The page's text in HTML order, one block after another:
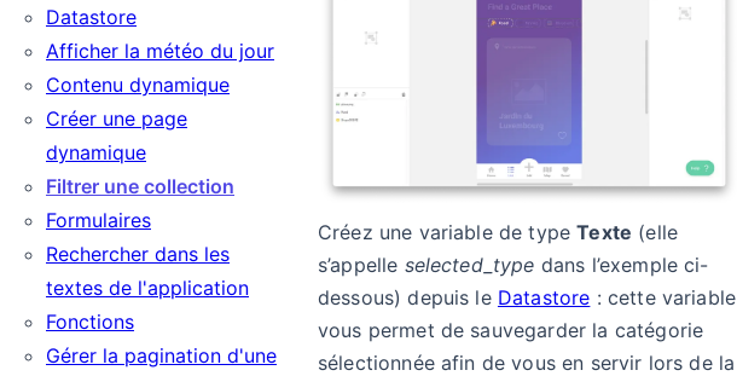
Datastore
Afficher la météo du jour
Contenu dynamique
Créer une page
dynamique
Filtrer une collection
Formulaires
Rechercher dans les
textes de l'application
Fonctions
Gérer la pagination d'une
Créez une variable de typeTexte (elle
s’appelle selected_type dans l’exemple ci-
dessous) depuis le Datastore : cette variable
vous permet de sauvegarder la catégorie
sélectionnée afin de vous en servir lors de la